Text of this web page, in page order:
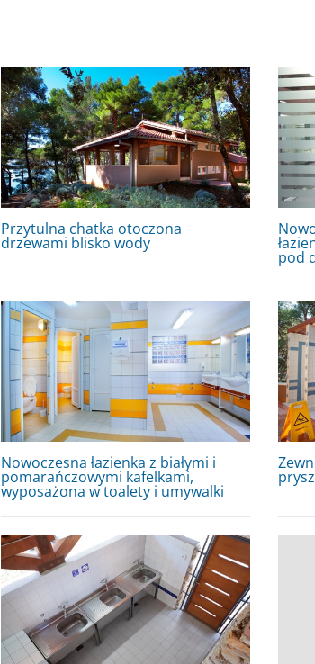
Przytulna chatka otoczona
drzewami blisko wody
pod
Nowoczesna łazienka z białymi i
pomarańczowymi kafelkami,
wyposażona w toalety i umywalki